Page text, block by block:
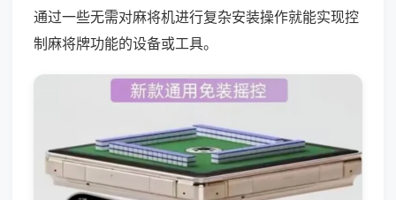
通过一些无需对麻将机进行复杂安装操作就能实现控
制麻将牌功能的设备或工具。